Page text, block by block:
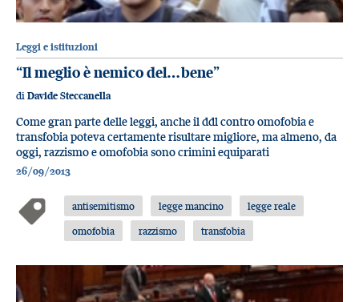
Leggi e istituzioni
“Il meglio è nemico del…bene”
di Davide Steccanella
Come gran parte delle leggi, anche il ddl contro omofobia e
transfobia poteva certamente risultare migliore, ma almeno, da
oggi, razzismo e omofobia sono crimini equiparati
26/09/2013
antisemitismo legge mancino
legge reale
omofobia
razzismo transfobia